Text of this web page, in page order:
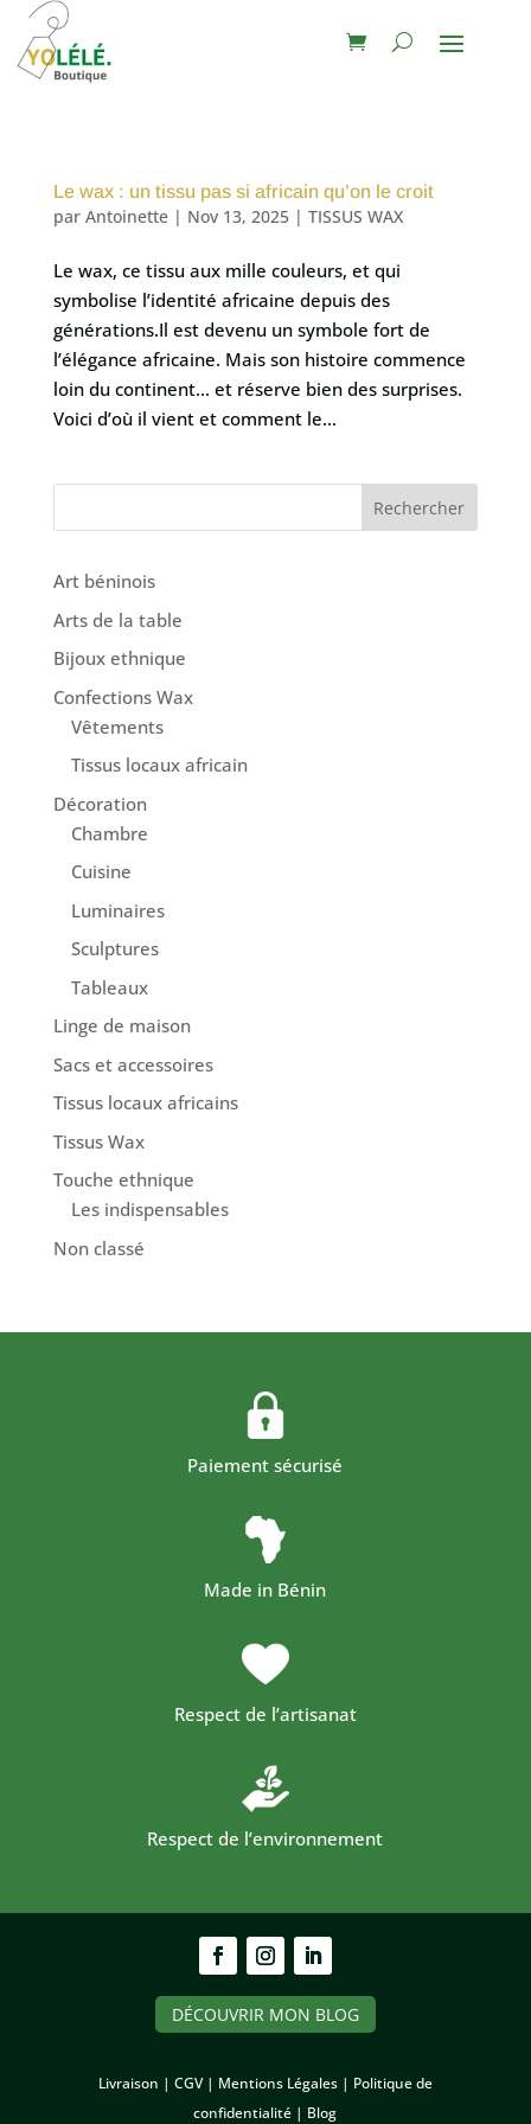
Le wax : un tissu pas si africain qu’on le croit
par Antoinette| Nov 13, 2025| TISSUS WAX
Le wax, ce tissu aux mille couleurs, et qui
symbolise l’identité africaine depuis des
générations.Il est devenu un symbole fort de
l’élégance africaine. Mais son histoire commence
loin du continent… et réserve bien des surprises.
Voici d’où il vient et comment le...
Rechercher
Art béninois
Arts de la table
Bijoux ethnique
Confections Wax
Vêtements
Tissus locaux africain
Décoration
Chambre
Cuisine
Luminaires
Sculptures
Tableaux
Linge de maison
Sacs et accessoires
Tissus locaux africains
Tissus Wax
Touche ethnique
Les indispensables
Non classé
Paiement sécurisé
Made in Bénin
Respect de l’artisanat
Respect de l’environnement
DÉCOUVRIR MON BLOG
Livraison | CGV | Mentions Légales | Politique de
confidentialité | Blog